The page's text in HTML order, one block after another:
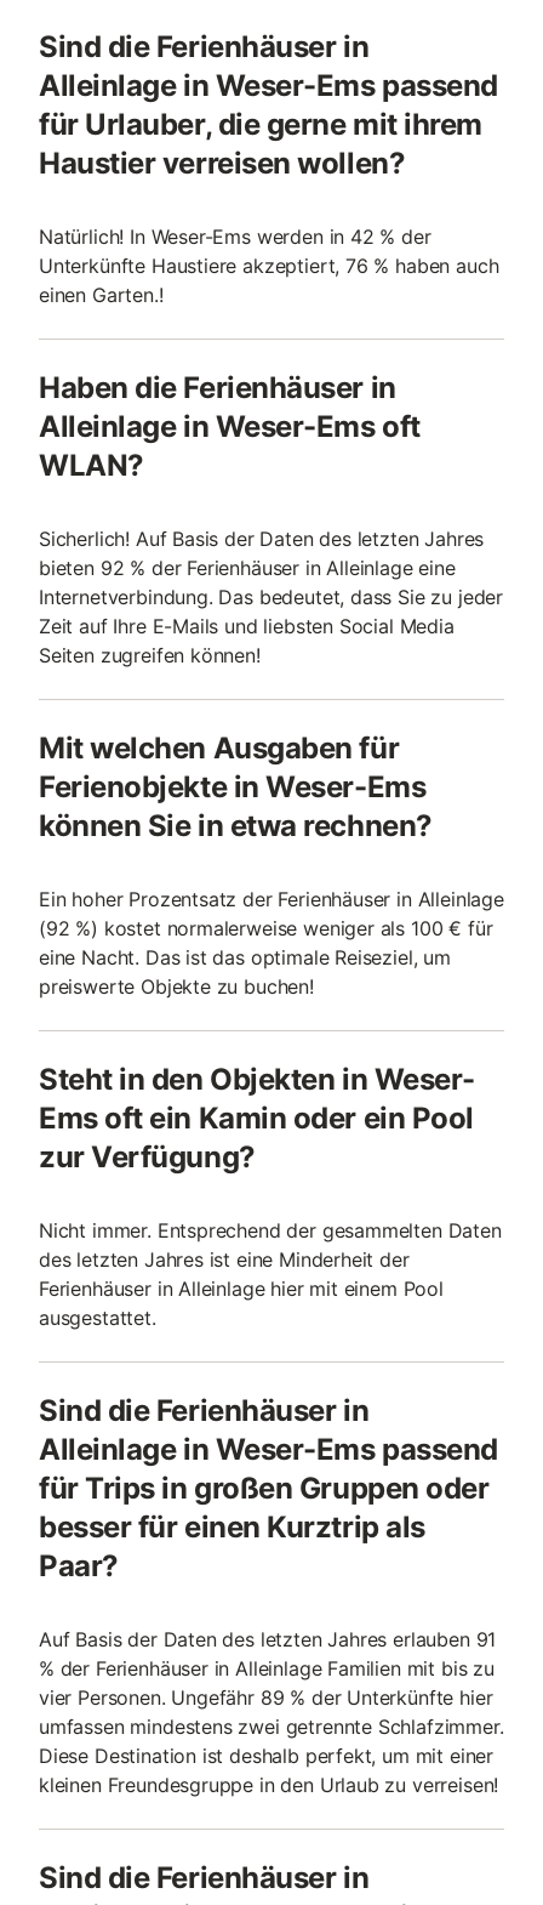
Sind die Ferienhäuser in
Alleinlage in Weser-Ems passend
für Urlauber, die gerne mit ihrem
Haustier verreisen wollen?
Natürlich! In Weser-Ems werden in 42 % der
Unterkünfte Haustiere akzeptiert, 76 % haben auch
einen Garten.!
Haben die Ferienhäuser in
Alleinlage in Weser-Ems oft
WLAN?
Sicherlich! Auf Basis der Daten des letzten Jahres
bieten 92 % der Ferienhäuser in Alleinlage eine
Internetverbindung. Das bedeutet, dass Sie zu jeder
Zeit auf Ihre E-Mails und liebsten Social Media
Seiten zugreifen können!
Mit welchen Ausgaben für
Ferienobjekte in Weser-Ems
können Sie in etwa rechnen?
Ein hoher Prozentsatz der Ferienhäuser in Alleinlage
(92 %) kostet normalerweise weniger als 100 € für
eine Nacht. Das ist das optimale Reiseziel, um
preiswerte Objekte zu buchen!
Steht in den Objekten in Weser-
Ems oft ein Kamin oder ein Pool
zur Verfügung?
Nicht immer. Entsprechend der gesammelten Daten
des letzten Jahres ist eine Minderheit der
Ferienhäuser in Alleinlage hier mit einem Pool
ausgestattet.
Sind die Ferienhäuser in
Alleinlage in Weser-Ems passend
für Trips in großen Gruppen oder
besser für einen Kurztrip als
Paar?
Auf Basis der Daten des letzten Jahres erlauben 91
% der Ferienhäuser in Alleinlage Familien mit bis zu
vier Personen. Ungefähr 89 % der Unterkünfte hier
umfassen mindestens zwei getrennte Schlafzimmer.
Diese Destination ist deshalb perfekt, um mit einer
kleinen Freundesgruppe in den Urlaub zu verreisen!
Sind die Ferienhäuser in